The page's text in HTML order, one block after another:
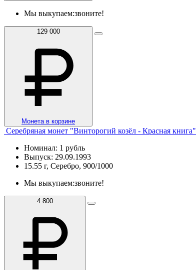
Мы выкупаем:звоните!
129 000
Монета в корзине
Серебряная монет "Винторогий козёл - Красная книга"
Номинал: 1 рубль
Выпуск: 29.09.1993
15.55 г, Серебро, 900/1000
Мы выкупаем:звоните!
4 800